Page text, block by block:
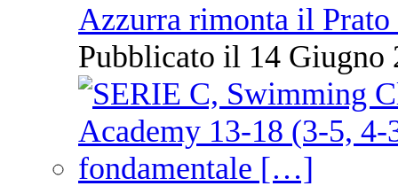
Azzurra rimonta il Prato
Pubblicato il 14 Giugno